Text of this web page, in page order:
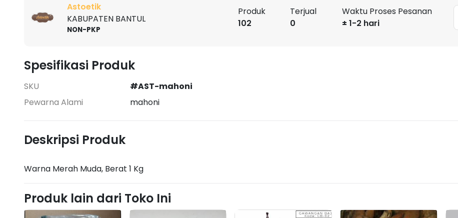
Astoetik
KABUPATEN BANTUL
NON-PKP
Produk
102
Terjual
0
Waktu Proses Pesanan
± 1-2 hari
Spesifikasi Produk
SKU
#AST-mahoni
Pewarna Alami
mahoni
Deskripsi Produk
Warna Merah Muda, Berat 1 Kg
Produk lain dari Toko Ini